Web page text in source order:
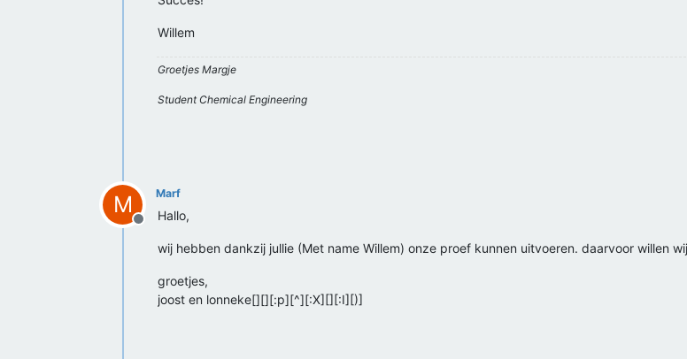
Willem
Groetjes Margje
Student Chemical Engineering
M
Offline
Marf
Hallo,
wij hebben dankzij jullie (Met name Willem) onze proef kunnen uitvoeren. daarvoor willen
groetjes,
joost en lonneke[][][:p][^][:X][][:I][)]